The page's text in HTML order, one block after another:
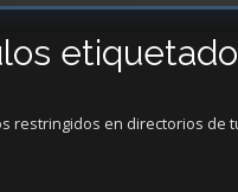
restringidos en directorios de